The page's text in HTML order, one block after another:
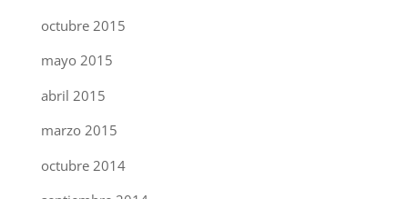
octubre 2015
mayo 2015
abril 2015
marzo 2015
octubre 2014